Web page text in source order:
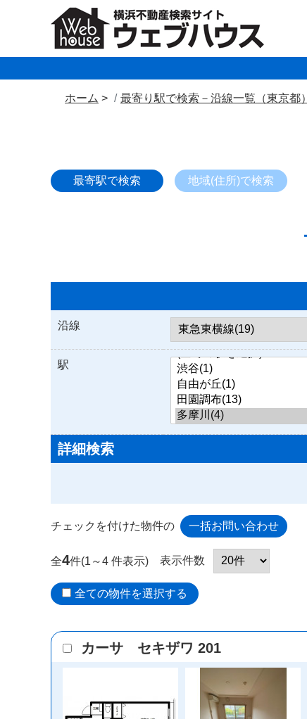
ホーム 最寄り駅で検索－沿線一覧（東京都）
最寄駅で検索 地域(住所)で検索
沿線
駅
詳細検索
チェックを付けた物件の
全4件(1～4 件表示) 表示件数
全ての物件を選択する
カーサ セキザワ 201